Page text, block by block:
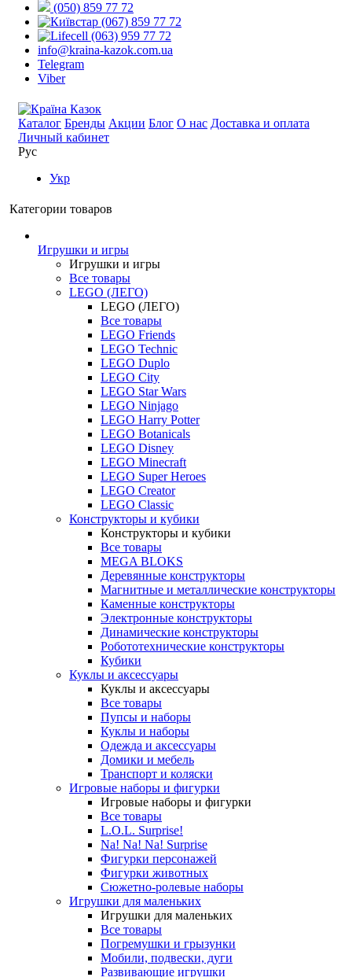
(050) 859 77 72
(067) 859 77 72
(063) 959 77 72
info@kraina-kazok.com.ua
Telegram
Viber
Каталог Бренды Акции Блог О нас Доставка и оплата
Личный кабинет
Рус
Укр
Категории товаров
Игрушки и игры
Игрушки и игры
Все товары
LEGO (ЛЕГО)
LEGO (ЛЕГО)
Все товары
LEGO Friends
LEGO Technic
LEGO Duplo
LEGO City
LEGO Star Wars
LEGO Ninjago
LEGO Harry Potter
LEGO Botanicals
LEGO Disney
LEGO Minecraft
LEGO Super Heroes
LEGO Creator
LEGO Classic
Конструкторы и кубики
Конструкторы и кубики
Все товары
MEGA BLOKS
Деревянные конструкторы
Магнитные и металлические конструкторы
Каменные конструкторы
Электронные конструкторы
Динамические конструкторы
Робототехнические конструкторы
Кубики
Куклы и аксессуары
Куклы и аксессуары
Все товары
Пупсы и наборы
Куклы и наборы
Одежда и аксессуары
Домики и мебель
Транспорт и коляски
Игровые наборы и фигурки
Игровые наборы и фигурки
Все товары
L.O.L. Surprise!
Na! Na! Na! Surprise
Фигурки персонажей
Фигурки животных
Сюжетно-ролевые наборы
Игрушки для маленьких
Игрушки для маленьких
Все товары
Погремушки и грызунки
Мобили, подвески, дуги
Развивающие игрушки